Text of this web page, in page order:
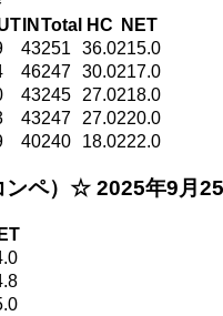
IN Total HC
NET
43251 36.0215.0
46247 30.0217.0
43245 27.0218.0
43247 27.0220.0
40240 18.0222.0
ンペ）☆ 2025年9月